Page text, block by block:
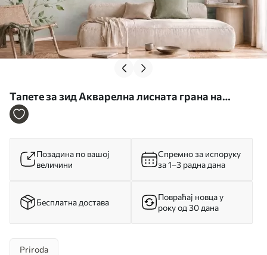
Тапете за зид Акварелна лисната грана на
светлој позадини бр. w05688
Позадина по вашој
величини
Спремно за испоруку
за 1–3 радна дана
Бесплатна достава
Повраћај новца у
року од 30 дана
Priroda